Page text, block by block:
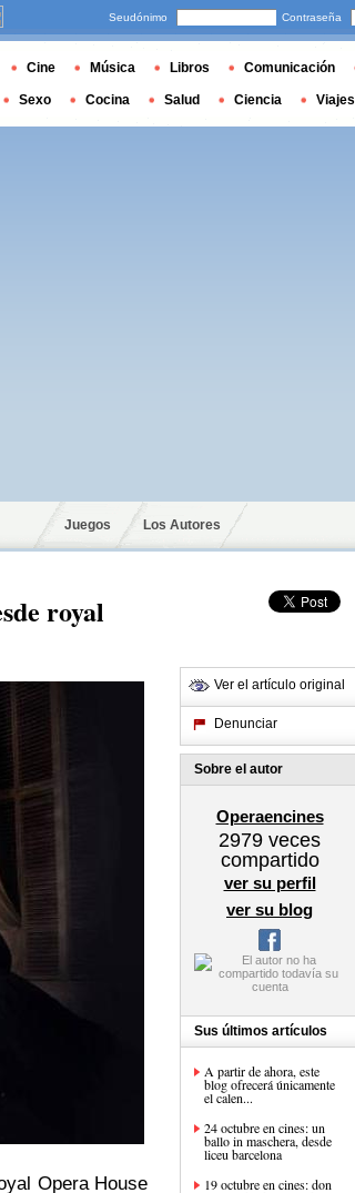
Juegos Los Autores
royal
Opera House
Ver el artículo original
Denunciar
Sobre el autor
Operaencines
2979 veces
compartido
ver su perfil
ver su blog
Sus últimos artículos
A partir de ahora, este
blog ofrecerá únicamente
el calen...
24 octubre en cines: un
ballo in maschera, desde
liceu barcelona
19 octubre en cines: don
Seudónimo Contraseña
Cine Música Libros Comunicación
Sexo Cocina Salud Ciencia Viajes